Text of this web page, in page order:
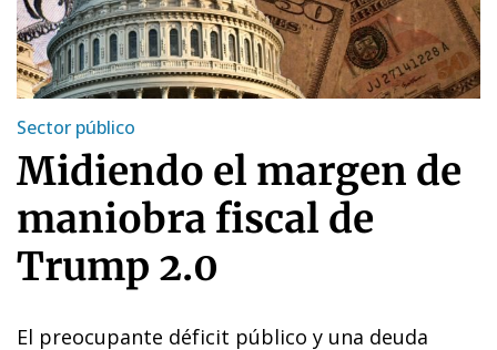
Sector público
Midiendo el margen de
maniobra fiscal de
Trump 2.0
El preocupante déficit público y una deuda